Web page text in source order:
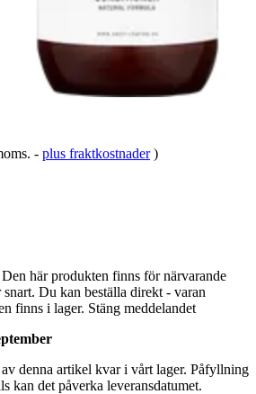
- plus fraktkostnader )
Den här produkten finns för närvarande
Du kan beställa direkt - varan
finns i lager. Stäng meddelandet
denna artikel kvar i vårt lager. Påfyllning
kan det påverka leveransdatumet.